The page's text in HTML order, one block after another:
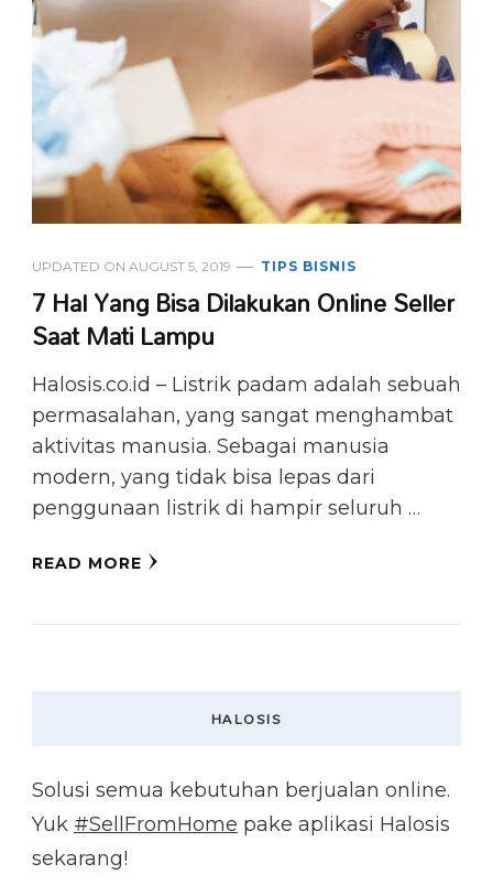
UPDATED ON AUGUST 5, 2019 TIPS BISNIS
7 Hal Yang Bisa Dilakukan Online Seller
Saat Mati Lampu
Halosis.co.id – Listrik padam adalah sebuah
permasalahan, yang sangat menghambat
aktivitas manusia. Sebagai manusia
modern, yang tidak bisa lepas dari
penggunaan listrik di hampir seluruh …
READ MORE
HALOSIS
Solusi semua kebutuhan berjualan online.
Yuk #SellFromHome pake aplikasi Halosis
sekarang!